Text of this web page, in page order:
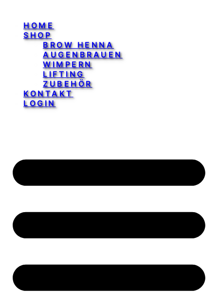
HOME
SHOP
BROW HENNA
AUGENBRAUEN
WIMPERN
LIFTING
ZUBEHÖR
KONTAKT
LOGIN